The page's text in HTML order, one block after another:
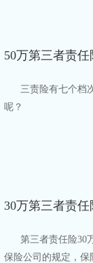
50万第三者责
三责险有七个档
呢？
30万第三者责
第三者责任险30
保险公司的规定，保